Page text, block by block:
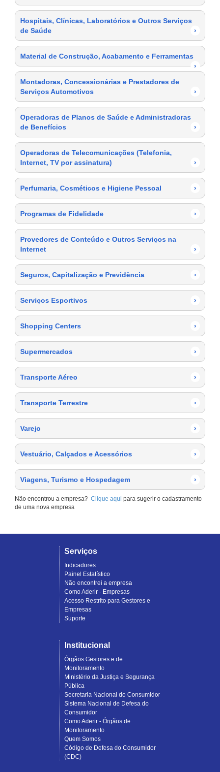
Hospitais, Clínicas, Laboratórios e Outros Serviços
de Saúde
›
Material de Construção, Acabamento e Ferramentas
›
Montadoras, Concessionárias e Prestadores de
Serviços Automotivos
›
Operadoras de Planos de Saúde e Administradoras
de Benefícios
›
Operadoras de Telecomunicações (Telefonia,
Internet, TV por assinatura)
›
Perfumaria, Cosméticos e Higiene Pessoal ›
Programas de Fidelidade ›
Provedores de Conteúdo e Outros Serviços na
Internet
›
Seguros, Capitalização e Previdência ›
Serviços Esportivos ›
Shopping Centers ›
Supermercados ›
Transporte Aéreo ›
Transporte Terrestre ›
Varejo ›
Vestuário, Calçados e Acessórios ›
Viagens, Turismo e Hospedagem ›
Não encontrou a empresa? Clique aqui para sugerir o cadastramento
de uma nova empresa
Serviços
Indicadores
Painel Estatístico
Não encontrei a empresa
Como Aderir - Empresas
Acesso Restrito para Gestores e
Empresas
Suporte
Institucional
Órgãos Gestores e de
Monitoramento
Ministério da Justiça e Segurança
Pública
Secretaria Nacional do Consumidor
Sistema Nacional de Defesa do
Consumidor
Como Aderir - Órgãos de
Monitoramento
Quem Somos
Código de Defesa do Consumidor
(CDC)